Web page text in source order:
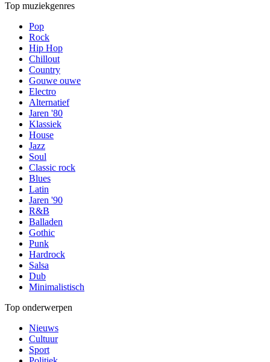
Top muziekgenres
Pop
Rock
Hip Hop
Chillout
Country
Gouwe ouwe
Electro
Alternatief
Jaren '80
Klassiek
House
Jazz
Soul
Classic rock
Blues
Latin
Jaren '90
R&B
Balladen
Gothic
Punk
Hardrock
Salsa
Dub
Minimalistisch
Top onderwerpen
Nieuws
Cultuur
Sport